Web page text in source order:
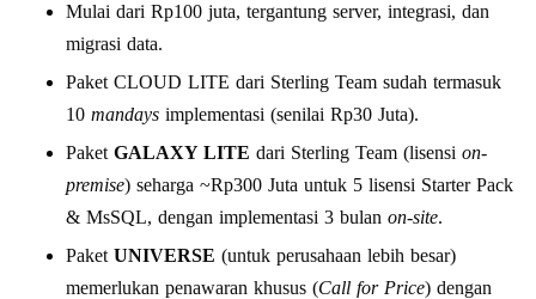
Mulai dari Rp100 juta, tergantung server, integrasi, dan
migrasi data.
Paket CLOUD LITE dari Sterling Team sudah termasuk
10 mandays implementasi (senilai Rp30 Juta).
Paket GALAXY LITE dari Sterling Team (lisensi on-
premise) seharga ~Rp300 Juta untuk 5 lisensi Starter Pack
& MsSQL, dengan implementasi 3 bulan on-site.
Paket UNIVERSE (untuk perusahaan lebih besar)
memerlukan penawaran khusus (Call for Price) dengan